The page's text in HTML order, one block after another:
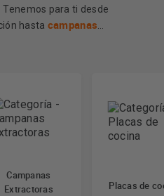
Tenemos para ti desde
hasta campanas
los precios más competitivos
tu economía. EnLa
que la tecnología sea
Campanas
Extractoras
Placas de